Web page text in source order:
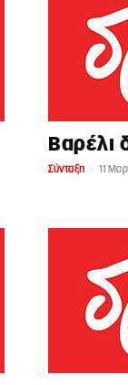
Βαρέλι
Σύνταξη - 11